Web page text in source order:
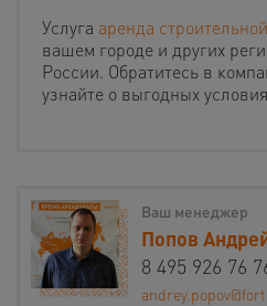
Услуга аренда
вашем городе и других
России. Обратитесь в
узнайте о выгодных
Ваш менеджер
Попов
8 495 926 76